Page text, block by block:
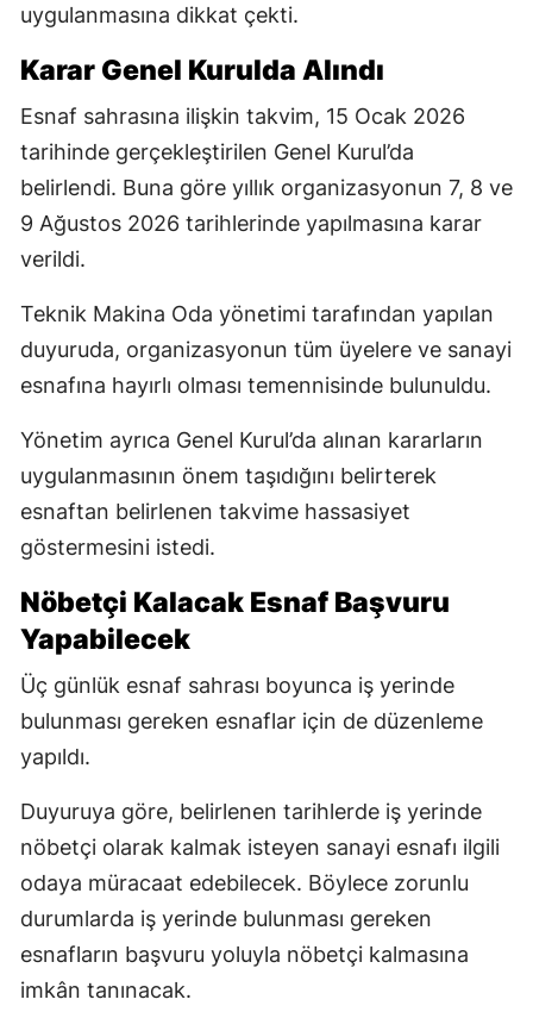
uygulanmasına dikkat çekti.
Karar Genel Kurulda Alındı
Esnaf sahrasına ilişkin takvim, 15 Ocak 2026
tarihinde gerçekleştirilen Genel Kurul’da
belirlendi. Buna göre yıllık organizasyonun 7, 8 ve
9 Ağustos 2026 tarihlerinde yapılmasına karar
verildi.
Teknik Makina Oda yönetimi tarafından yapılan
duyuruda, organizasyonun tüm üyelere ve sanayi
esnafına hayırlı olması temennisinde bulunuldu.
Yönetim ayrıca Genel Kurul’da alınan kararların
uygulanmasının önem taşıdığını belirterek
esnaftan belirlenen takvime hassasiyet
göstermesini istedi.
Nöbetçi Kalacak Esnaf Başvuru
Yapabilecek
Üç günlük esnaf sahrası boyunca iş yerinde
bulunması gereken esnaflar için de düzenleme
yapıldı.
Duyuruya göre, belirlenen tarihlerde iş yerinde
nöbetçi olarak kalmak isteyen sanayi esnafı ilgili
odaya müracaat edebilecek. Böylece zorunlu
durumlarda iş yerinde bulunması gereken
esnafların başvuru yoluyla nöbetçi kalmasına
imkân tanınacak.